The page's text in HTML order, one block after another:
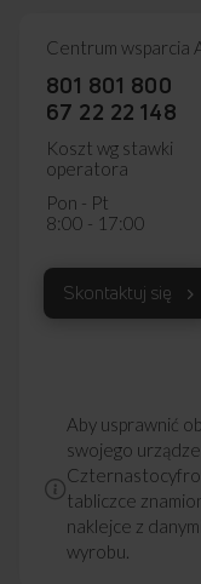
Centrum wsparcia
801 801 800
67 22 22 148
Koszt wg stawki
operatora
Pon - Pt
8:00 - 17:00
Skontaktuj się
Aby usprawnić
swojego
tabliczce
naklejce z
wyrobu.